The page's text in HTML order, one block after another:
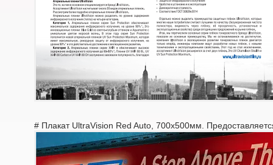
# Плакат UltraVision Red Auto, 700х500мм.